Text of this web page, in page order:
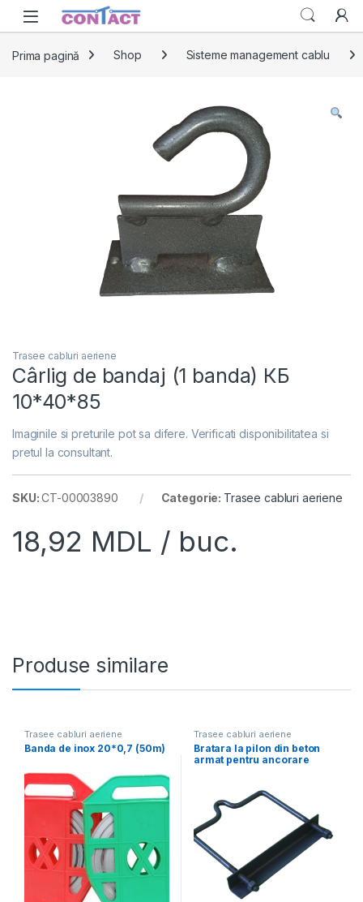
Skip to navigation
Skip to content
Prima pagină Shop Sisteme management cablu
Trasee cabluri aeriene
Cârlig de bandaj (1 banda) КБ
10*40*85
Imaginile si preturile pot sa difere. Verificati disponibilitatea si
pretul la consultant.
SKU:CT-00003890 Categorie: Trasee cabluri aeriene
18,92 MDL / buc.
Produse similare
Trasee cabluri aeriene
Banda de inox 20*0,7 (50m)
Trasee cabluri aeriene
Bratara la pilon din beton
armat pentru ancorare